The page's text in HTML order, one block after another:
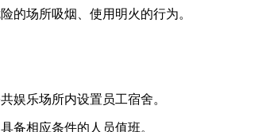
的场所吸烟、使用明火的行为。
娱乐场所内设置员工宿舍。
备相应条件的人员值班。